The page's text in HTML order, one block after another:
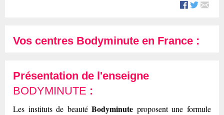
Vos centres Bodyminute en France :
Présentation de l'enseigne
BODYMINUTE :
Les instituts de beautéBodyminute proposent une formule